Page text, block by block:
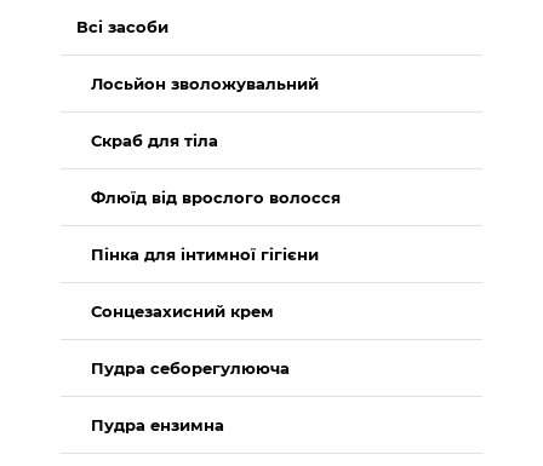
Всі засоби
Лосьйон зволожувальний
Скраб для тіла
Флюїд від врослого волосся
Пінка для інтимної гігієни
Сонцезахисний крем
Пудра себорегулююча
Пудра ензимна